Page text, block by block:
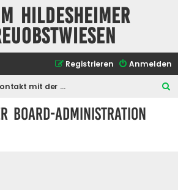
Hildesheimer
Anmelden
Registrieren
Kontakt mit der Board-Administration aufnehmen
Board-Administration